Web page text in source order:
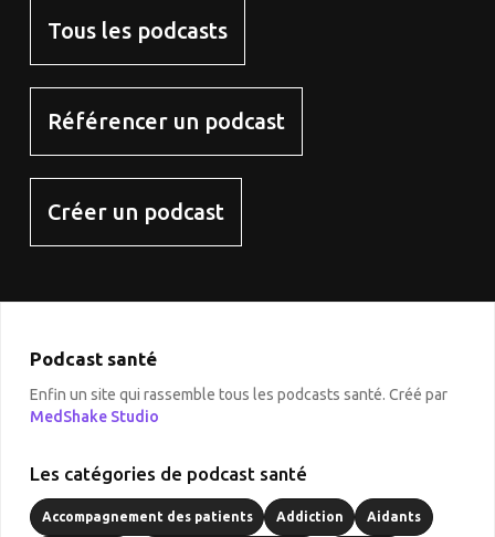
Tous les podcasts
Référencer un podcast
Créer un podcast
Podcast santé
Enfin un site qui rassemble tous les podcasts santé. Créé par
MedShake Studio
Les catégories de podcast santé
Accompagnement des patients Addiction Aidants